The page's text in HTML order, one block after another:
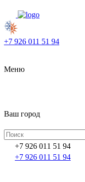
+7 926 011 51 94
Меню
Ваш город
+7 926 011 51 94
+7 926 011 51 94